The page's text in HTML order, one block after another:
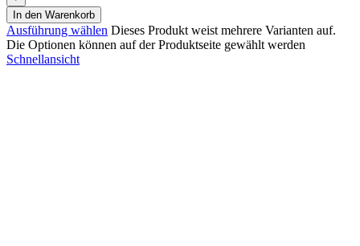
In den Warenkorb
Ausführung wählen Dieses Produkt weist mehrere Varianten auf.
Die Optionen können auf der Produktseite gewählt werden
Schnellansicht